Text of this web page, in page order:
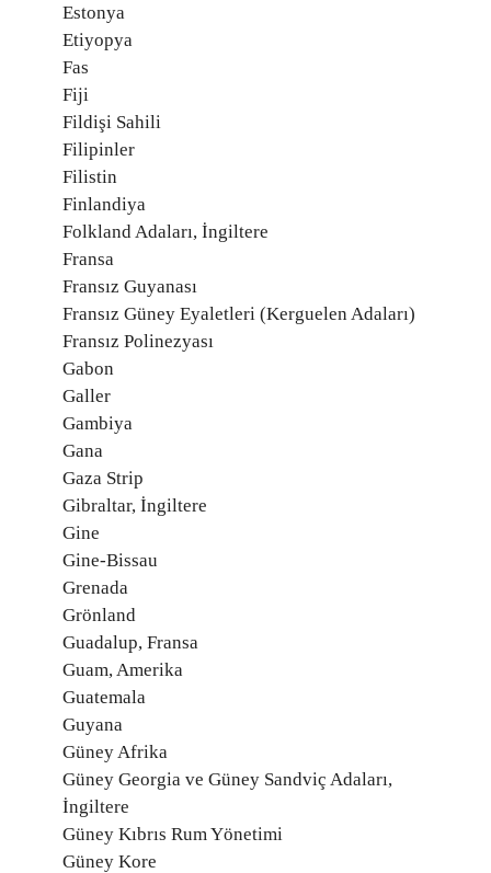
Estonya
Etiyopya
Fas
Fiji
Fildişi Sahili
Filipinler
Filistin
Finlandiya
Folkland Adaları, İngiltere
Fransa
Fransız Guyanası
Fransız Güney Eyaletleri (Kerguelen Adaları)
Fransız Polinezyası
Gabon
Galler
Gambiya
Gana
Gaza Strip
Gibraltar, İngiltere
Gine
Gine-Bissau
Grenada
Grönland
Guadalup, Fransa
Guam, Amerika
Guatemala
Guyana
Güney Afrika
Güney Georgia ve Güney Sandviç Adaları,
İngiltere
Güney Kıbrıs Rum Yönetimi
Güney Kore